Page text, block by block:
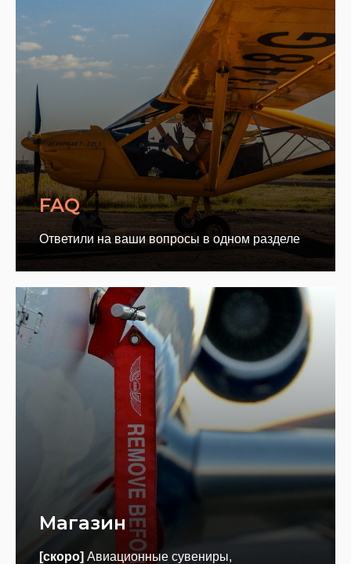
FAQ
Ответили на ваши вопросы в одном разделе
Магазин
[скоро] Авиационные сувениры,